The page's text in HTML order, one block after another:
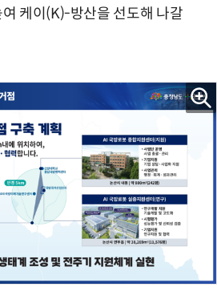
케이(K)-방산을 선도해 나갈